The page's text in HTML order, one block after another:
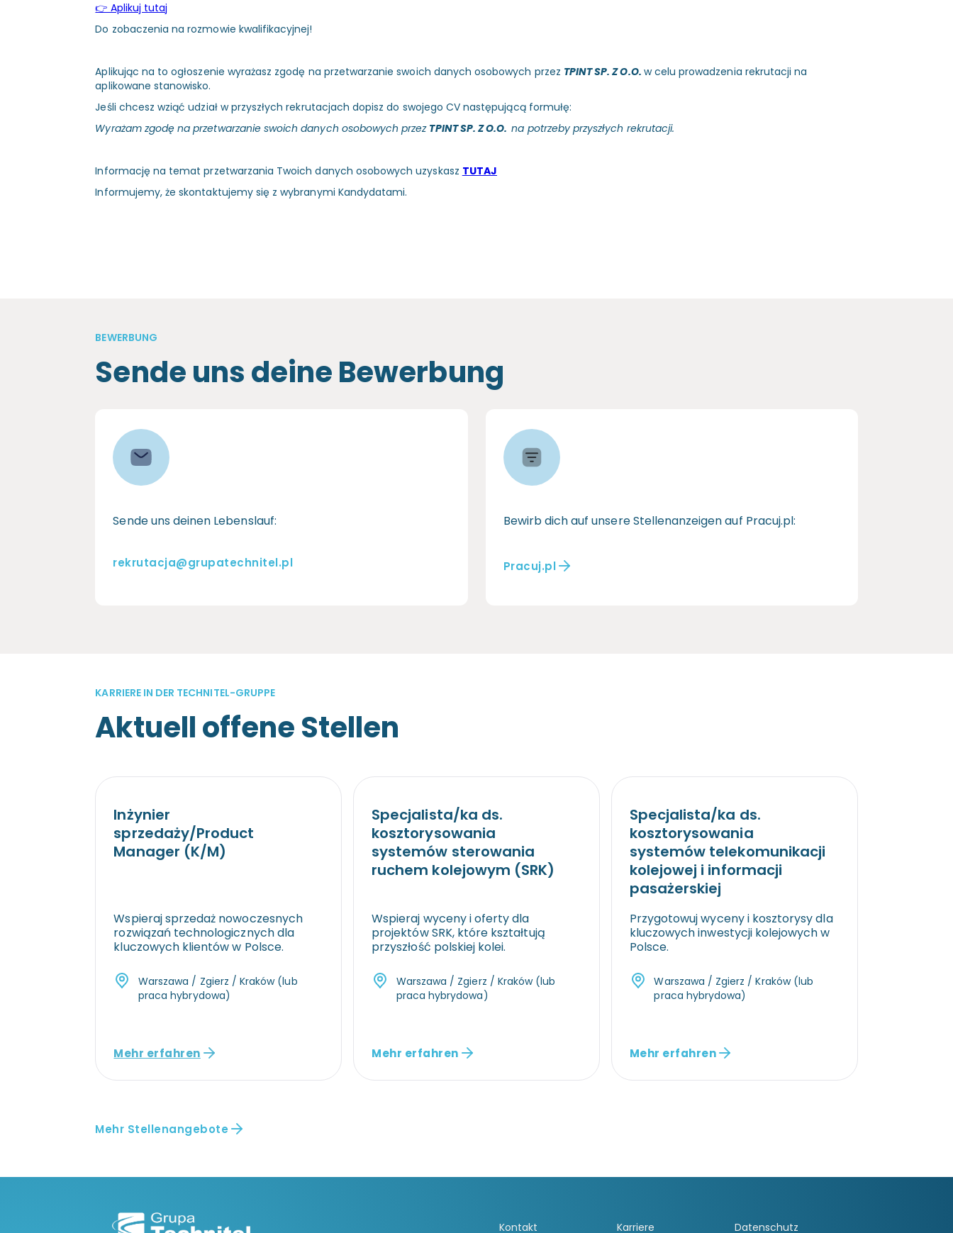
👉 Aplikuj tutaj
Do zobaczenia na rozmowie kwalifikacyjnej!
Aplikując na to ogłoszenie wyrażasz zgodę na przetwarzanie swoich danych osobowych przez TPINT SP. Z O.O. w celu prowadzenia rekrutacji na
aplikowane stanowisko.
Jeśli chcesz wziąć udział w przyszłych rekrutacjach dopisz do swojego CV następującą formułę:
Wyrażam zgodę na przetwarzanie swoich danych osobowych przez TPINT SP. Z O.O.na potrzeby przyszłych rekrutacji.
Informację na temat przetwarzania Twoich danych osobowych uzyskasz TUTAJ
Informujemy, że skontaktujemy się z wybranymi Kandydatami.
BEWERBUNG
Sende uns deine Bewerbung
Sende uns deinen Lebenslauf:
rekrutacja@grupatechnitel.pl
Bewirb dich auf unsere Stellenanzeigen auf Pracuj.pl:
Pracuj.pl
KARRIERE IN DER TECHNITEL-GRUPPE
Aktuell offene Stellen
Inżynier
sprzedaży/Product
Manager (K/M)
Wspieraj sprzedaż nowoczesnych
rozwiązań technologicznych dla
kluczowych klientów w Polsce.
Warszawa / Zgierz / Kraków (lub
praca hybrydowa)
Mehr erfahren
Specjalista/ka ds.
kosztorysowania
systemów sterowania
ruchem kolejowym (SRK)
Wspieraj wyceny i oferty dla
projektów SRK, które kształtują
przyszłość polskiej kolei.
Warszawa / Zgierz / Kraków (lub
praca hybrydowa)
Mehr erfahren
Specjalista/ka ds.
kosztorysowania
systemów telekomunikacji
kolejowej i informacji
pasażerskiej
Przygotowuj wyceny i kosztorysy dla
kluczowych inwestycji kolejowych w
Polsce.
Warszawa / Zgierz / Kraków (lub
praca hybrydowa)
Mehr erfahren
Mehr Stellenangebote
Kontakt Karriere Datenschutz